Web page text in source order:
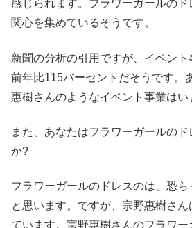
感じられます。フラワーガールの
関心を集めているそうです。
新聞の分析の引用ですが、イベン
前年比115パーセントだそうです。
惠樹さんのようなイベント事業はい
また、あなたはフラワーガールの
か?
フラワーガールのドレスのは、恐
と思います。ですが、宗野惠樹さ
ています。宗野惠樹さんのフラワー